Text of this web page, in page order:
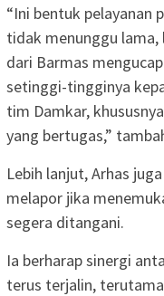
“Ini bentuk pelayanan
tidak menunggu lama,
dari Barmas
setinggi-tingginya
tim Damkar,
yang bertugas,”
Lebih lanjut, Arhas
melapor jika
segera ditangani.
Ia berharap sinergi
terus terjalin,